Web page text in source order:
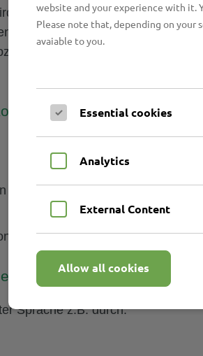
erstellt, in dem festgelegt wird,
gefördert werden soll.
Umfeld in die Entwicklung mit
Sprache z.B. durch:
website and your experience with it.
Please note that, depending on
avaiable to you.
Essential cookies
Analytics
External Content
Allow all cookies